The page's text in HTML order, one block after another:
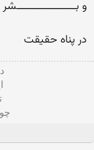
و
در پناه حقیقت